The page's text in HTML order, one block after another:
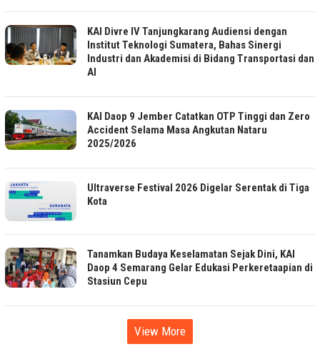
KAI Divre IV Tanjungkarang Audiensi dengan
Institut Teknologi Sumatera, Bahas Sinergi
Industri dan Akademisi di Bidang Transportasi dan
AI
KAI Daop 9 Jember Catatkan OTP Tinggi dan Zero
Accident Selama Masa Angkutan Nataru
2025/2026
Ultraverse Festival 2026 Digelar Serentak di Tiga
Kota
Tanamkan Budaya Keselamatan Sejak Dini, KAI
Daop 4 Semarang Gelar Edukasi Perkeretaapian di
Stasiun Cepu
View More